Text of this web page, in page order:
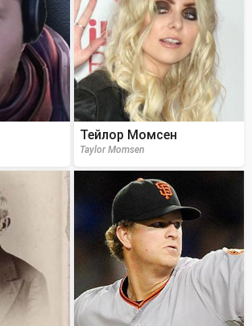
Тейлор Момсен
Taylor Momsen